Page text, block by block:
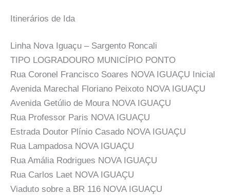
Itinerários de Ida
Linha Nova Iguaçu – Sargento Roncali
TIPO LOGRADOURO MUNICÍPIO PONTO
Rua Coronel Francisco Soares NOVA IGUAÇU Inicial
Avenida Marechal Floriano Peixoto NOVA IGUAÇU
Avenida Getúlio de Moura NOVA IGUAÇU
Rua Professor Paris NOVA IGUAÇU
Estrada Doutor Plínio Casado NOVA IGUAÇU
Rua Lampadosa NOVA IGUAÇU
Rua Amália Rodrigues NOVA IGUAÇU
Rua Carlos Laet NOVA IGUAÇU
Viaduto sobre a BR 116 NOVA IGUAÇU